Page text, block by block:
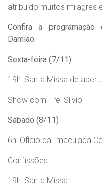
atribuído muitos milagres
Confira a
Damião:
Sexta-feira (7/11)
19h: Santa Missa de
Show com Frei Sílvio
Sábado (8/11)
6h: Ofício da Imaculada
Confissões
19h: Santa Missa